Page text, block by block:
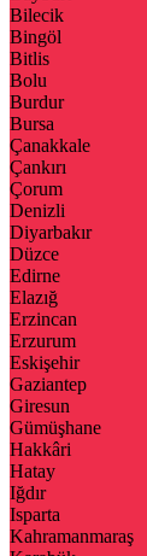
Bilecik
Bingöl
Bitlis
Bolu
Burdur
Bursa
Çanakkale
Çankırı
Çorum
Denizli
Diyarbakır
Düzce
Edirne
Elazığ
Erzincan
Erzurum
Eskişehir
Gaziantep
Giresun
Gümüşhane
Hakkâri
Hatay
Iğdır
Isparta
Kahramanmaraş